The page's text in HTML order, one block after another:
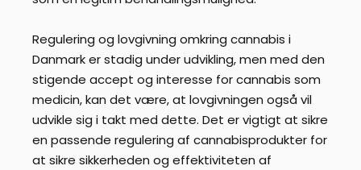
Regulering og lovgivning omkring cannabis i
Danmark er stadig under udvikling, men med den
stigende accept og interesse for cannabis som
medicin, kan det være, at lovgivningen også vil
udvikle sig i takt med dette. Det er vigtigt at sikre
en passende regulering af cannabisprodukter for
at sikre sikkerheden og effektiviteten af